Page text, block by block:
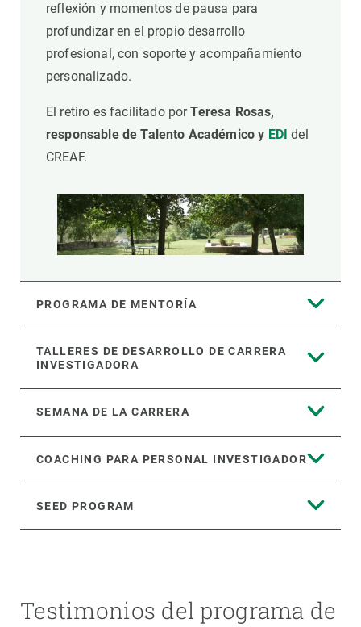
reflexión y momentos de pausa para
profundizar en el propio desarrollo
profesional, con soporte y acompañamiento
personalizado.
El retiro es facilitado porTeresa Rosas,
responsable de Talento Académico y EDI del
CREAF.
PROGRAMA DE MENTORÍA
TALLERES DE DESARROLLO DE CARRERA
INVESTIGADORA
SEMANA DE LA CARRERA
COACHING PARA PERSONAL INVESTIGADOR
SEED PROGRAM
Testimonios del programa de